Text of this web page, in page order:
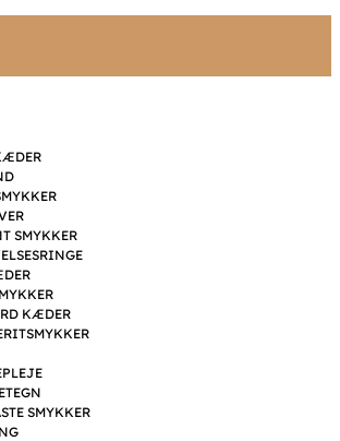
SMYKKER
KÆDER
SMYKKER